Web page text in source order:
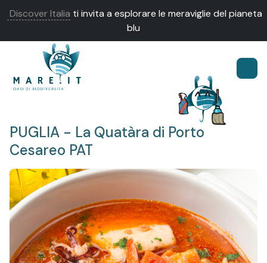
Discover Italia ti invita a esplorare le meraviglie del pianeta
blu
PUGLIA - La Quatàra di Porto
Cesareo PAT